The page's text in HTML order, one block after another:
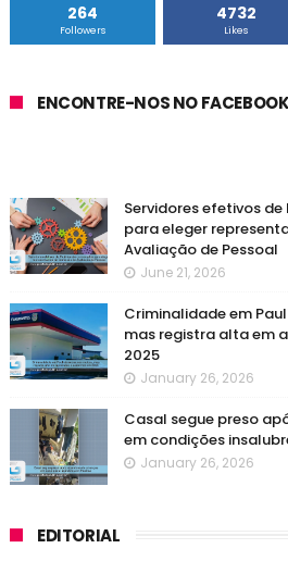
264
Followers
4732
Likes
ENCONTRE-NOS NO FACEBOOK
Servidores efetivos
para eleger
Avaliação de Pessoal
June 21, 2026
Criminalidade em
mas registra alta em
2025
January 26, 2026
Casal segue preso
em condições
January 26, 2026
EDITORIAL